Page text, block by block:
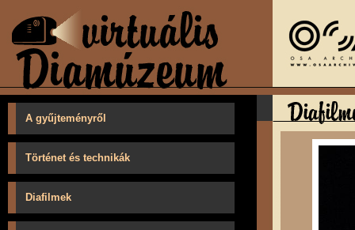
A gyűjteményről
Történet és technikák
Diafilmek